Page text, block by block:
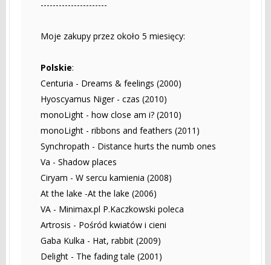
----------------------
Moje zakupy przez około 5 miesięcy:
Polskie:
Centuria - Dreams & feelings (2000)
Hyoscyamus Niger - czas (2010)
monoLight - how close am i? (2010)
monoLight - ribbons and feathers (2011)
Synchropath - Distance hurts the numb ones
Va - Shadow places
Ciryam - W sercu kamienia (2008)
At the lake -At the lake (2006)
VA - Minimax.pl P.Kaczkowski poleca
Artrosis - Pośród kwiatów i cieni
Gaba Kulka - Hat, rabbit (2009)
Delight - The fading tale (2001)